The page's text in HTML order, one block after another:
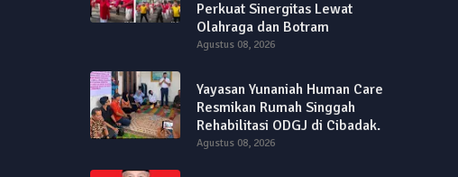
Perkuat Sinergitas Lewat
Olahraga dan Botram
Agustus 08, 2026
Yayasan Yunaniah Human Care
Resmikan Rumah Singgah
Rehabilitasi ODGJ di Cibadak.
Agustus 08, 2026